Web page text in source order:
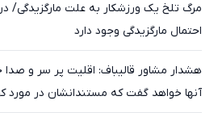
مرگ تلخ یک ورزشکار به علت مارگزیدگی/
احتمال مارگزیدگی وجود دارد
هشدار مشاور قالیباف: اقلیت پر سر و
آنها خواهد گفت که مستندانشان در مورد